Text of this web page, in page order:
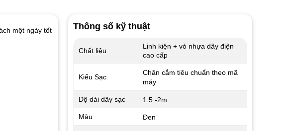
một ngày tốt
Thông số kỹ thuật
Chất liệu
Linh kiện + vỏ nhựa dây điện
cao cấp
Kiểu Sạc
Chân cắm tiêu chuẩn theo mã
máy
Độ dài dây sạc 1.5 -2m
Màu Đen